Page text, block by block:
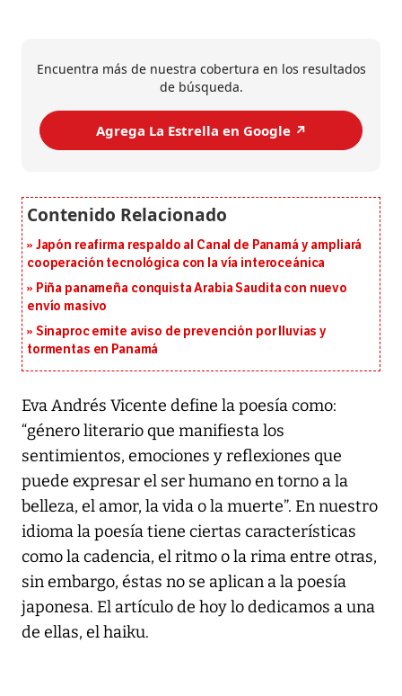
Encuentra más de nuestra cobertura en los resultados
de búsqueda.
Agrega La Estrella en Google ↗️
Japón reafirma respaldo al Canal de Panamá y ampliará
cooperación tecnológica con la vía interoceánica
Piña panameña conquista Arabia Saudita con nuevo
envío masivo
Sinaproc emite aviso de prevención por lluvias y
tormentas en Panamá
Eva Andrés Vicente define la poesía como:
“género literario que manifiesta los
sentimientos, emociones y reflexiones que
puede expresar el ser humano en torno a la
belleza, el amor, la vida o la muerte”. En nuestro
idioma la poesía tiene ciertas características
como la cadencia, el ritmo o la rima entre otras,
sin embargo, éstas no se aplican a la poesía
japonesa. El artículo de hoy lo dedicamos a una
de ellas, el haiku.